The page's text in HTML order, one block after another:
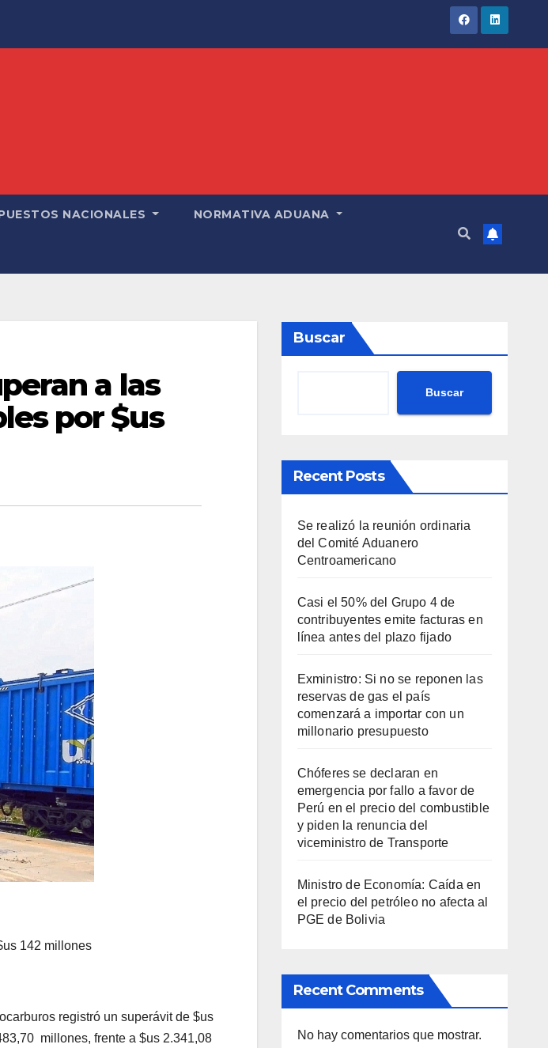
NACIONALES NORMATIVA ADUANA
a las
por $us
registró un superávit de $us
millones, frente a $us 2.341,08
Buscar
Buscar
Recent Posts
Se realizó la reunión ordinaria
del Comité Aduanero
Centroamericano
Casi el 50% del Grupo 4 de
contribuyentes emite facturas en
línea antes del plazo fijado
Exministro: Si no se reponen las
reservas de gas el país
comenzará a importar con un
millonario presupuesto
Chóferes se declaran en
emergencia por fallo a favor de
Perú en el precio del combustible
y piden la renuncia del
viceministro de Transporte
Ministro de Economía: Caída en
el precio del petróleo no afecta al
PGE de Bolivia
Recent Comments
No hay comentarios que mostrar.